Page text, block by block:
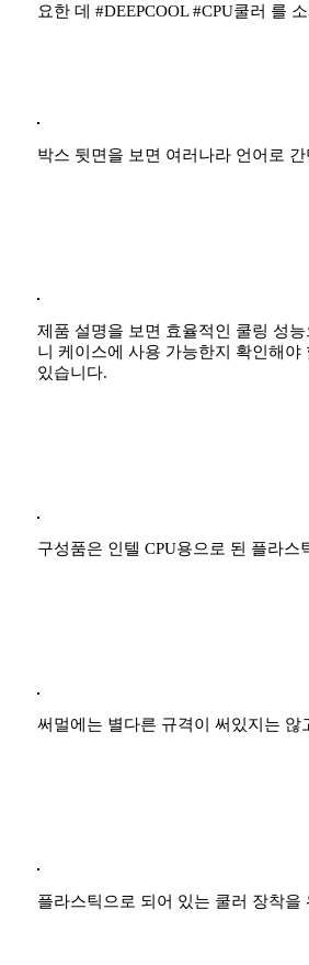
요한 데 #DEEPCOOL #CPU쿨러 를
박스 뒷면을 보면 여러나라 언어로
제품 설명을 보면 효율적인 쿨링 성
니 케이스에 사용 가능한지 확인해
있습니다.
구성품은 인텔 CPU용으로 된 플라
써멀에는 별다른 규격이 써있지는 않
플라스틱으로 되어 있는 쿨러 장착